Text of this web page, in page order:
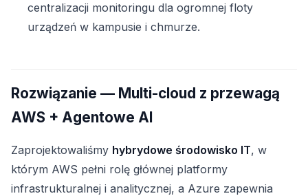
centralizacji monitoringu dla ogromnej floty
urządzeń w kampusie i chmurze.
Rozwiązanie — Multi-cloud z przewagą
AWS + Agentowe AI
Zaprojektowaliśmy hybrydowe środowisko IT, w
którym AWS pełni rolę głównej platformy
infrastrukturalnej i analitycznej, a Azure zapewnia